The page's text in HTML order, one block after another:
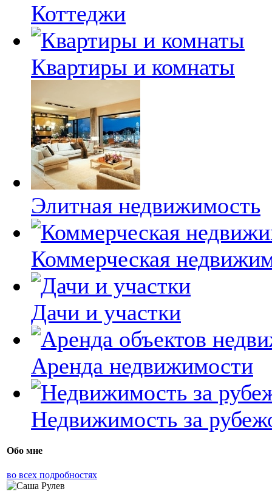
Коттеджи
Квартиры и комнаты
Элитная недвижимость
Коммерческая
Дачи и участки
Аренда недвижимости
Недвижимость за
Обо мне
во всех подробностях